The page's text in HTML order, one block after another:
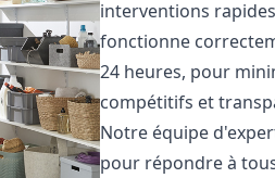
interventions
fonctionne
24 heures, pour
compétitifs et
Notre équipe
pour répondre à